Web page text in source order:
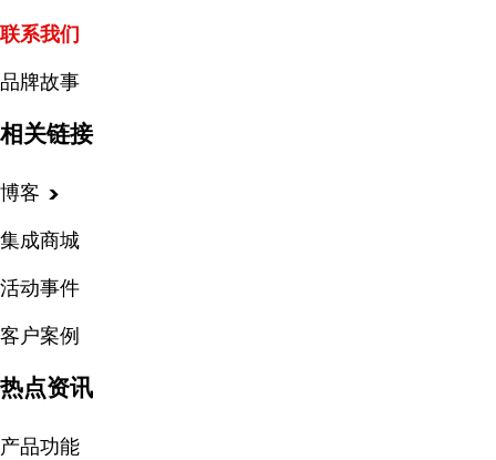
联系我们
品牌故事
相关链接
博客
集成商城
活动事件
客户案例
热点资讯
产品功能